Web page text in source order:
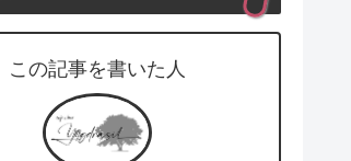
この記事を書いた人